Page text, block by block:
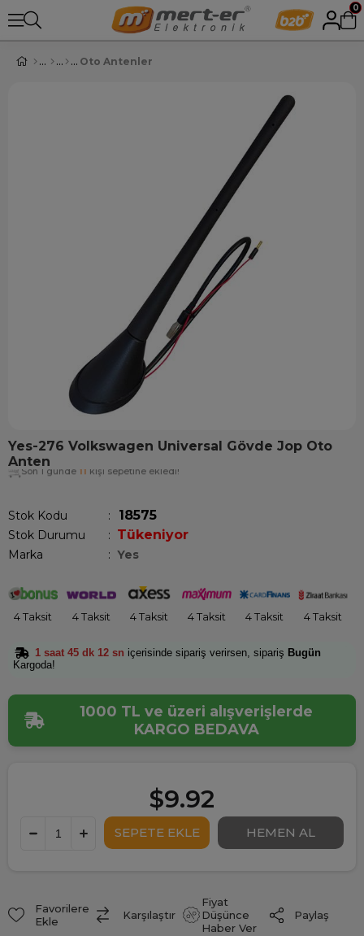
0
Oto Antenler
Yes-276 Volkswagen Universal Gövde Jop Oto
Anten
Son 1 günde 11 kişi sepetine ekledi!
Stok Kodu 18575
Stok Durumu : Tükeniyor
Marka : Yes
4 Taksit 4 Taksit 4 Taksit 4 Taksit 4 Taksit 4 Taksit
1 saat 45 dk 12 sn içerisinde sipariş verirsen, sipariş Bugün
Kargoda!
1000 TL ve üzeri alışverişlerde
KARGO BEDAVA
$9.92
Favorilere
Ekle
Karşılaştır
Fiyat
Düşünce
Haber Ver
Paylaş